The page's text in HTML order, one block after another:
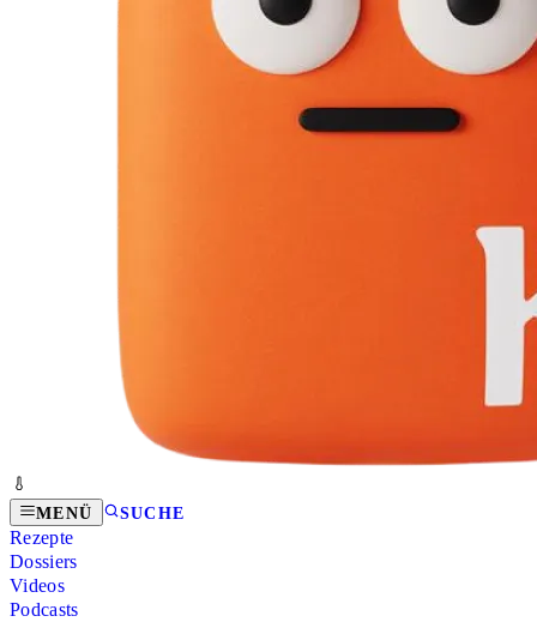
MENÜ SUCHE
Rezepte
Dossiers
Videos
Podcasts